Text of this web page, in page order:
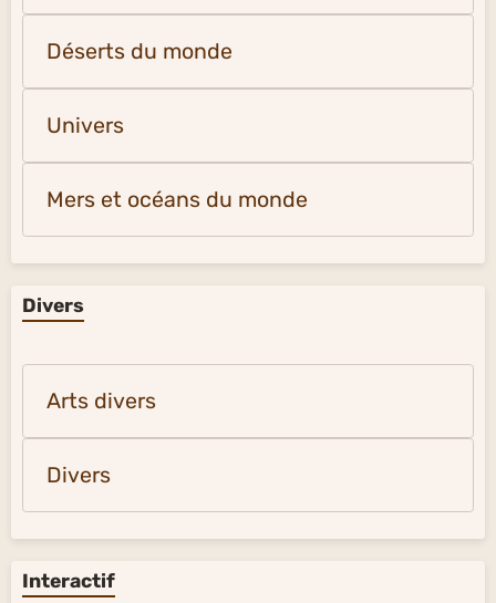
Déserts du monde
Univers
Mers et océans du monde
Divers
Arts divers
Divers
Interactif